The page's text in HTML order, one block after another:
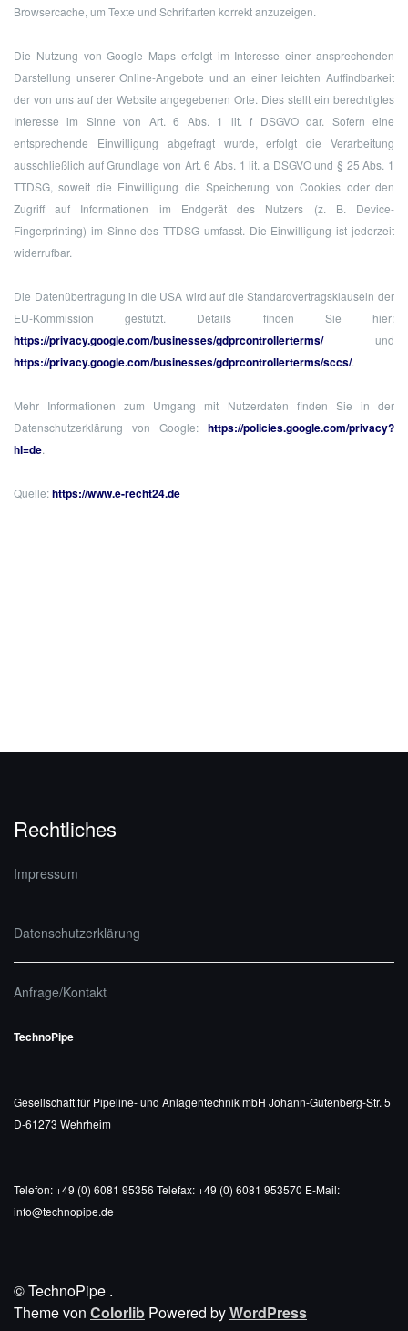
Browsercache, um Texte und Schriftarten korrekt anzuzeigen.
Die Nutzung von Google Maps erfolgt im Interesse einer ansprechenden
Darstellung unserer Online-Angebote und an einer leichten Auffindbarkeit
der von uns auf der Website angegebenen Orte. Dies stellt ein berechtigtes
Interesse im Sinne von Art. 6 Abs. 1 lit. f DSGVO dar. Sofern eine
entsprechende Einwilligung abgefragt wurde, erfolgt die Verarbeitung
ausschließlich auf Grundlage von Art. 6 Abs. 1 lit. a DSGVO und § 25 Abs. 1
TTDSG, soweit die Einwilligung die Speicherung von Cookies oder den
Zugriff auf Informationen im Endgerät des Nutzers (z. B. Device-
Fingerprinting) im Sinne des TTDSG umfasst. Die Einwilligung ist jederzeit
widerrufbar.
Die Datenübertragung in die USA wird auf die Standardvertragsklauseln der
EU-Kommission gestützt. Details finden Sie hier:
https://privacy.google.com/businesses/gdprcontrollerterms/und
https://privacy.google.com/businesses/gdprcontrollerterms/sccs/.
Mehr Informationen zum Umgang mit Nutzerdaten finden Sie in der
Datenschutzerklärung von Google: https://policies.google.com/privacy?
hl=de.
Quelle:https://www.e-recht24.de
Rechtliches
Impressum
Datenschutzerklärung
Anfrage/Kontakt
TechnoPipe
Gesellschaft für Pipeline- und Anlagentechnik mbH Johann-Gutenberg-Str. 5
D-61273 Wehrheim
Telefon: +49 (0) 6081 95356 Telefax: +49 (0) 6081 953570 E-Mail:
info@technopipe.de
© TechnoPipe .
Theme von Colorlib Powered byWordPress